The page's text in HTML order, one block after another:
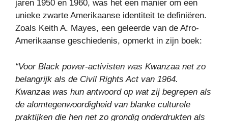
jaren 1950 en 1960, was het een manier om een
unieke zwarte Amerikaanse identiteit te definiëren.
Zoals Keith A. Mayes, een geleerde van de Afro-
Amerikaanse geschiedenis, opmerkt in zijn boek:
“Voor Black power-activisten was Kwanzaa net zo
belangrijk als de Civil Rights Act van 1964.
Kwanzaa was hun antwoord op wat zij begrepen als
de alomtegenwoordigheid van blanke culturele
praktijken die hen net zo grondig onderdrukten als